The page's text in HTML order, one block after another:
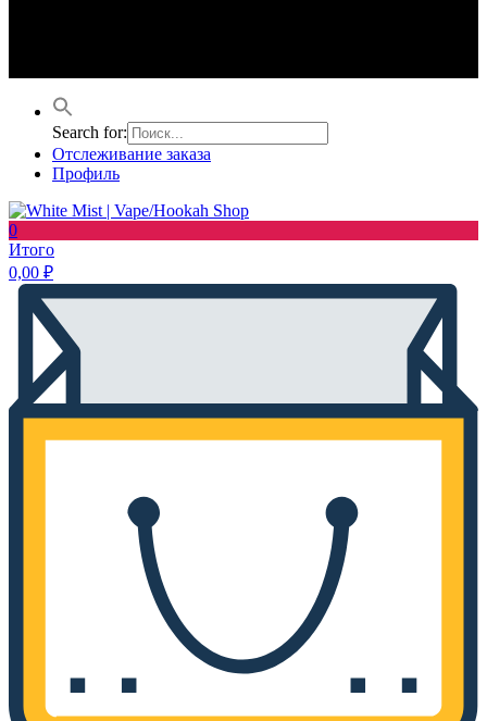
Search for:
Отслеживание заказа
Профиль
0
Итого
0,00 ₽